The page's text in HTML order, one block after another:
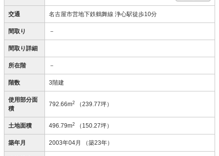
交通 名古屋市営地下鉄鶴舞線 浄心駅徒歩10分
間取り －
間取り詳細
所在階 －
階数 3階建
使用部分面
積
792.66m2 （239.77坪）
土地面積 496.79m2 （150.27坪）
築年月 2003年04月 （築23年）